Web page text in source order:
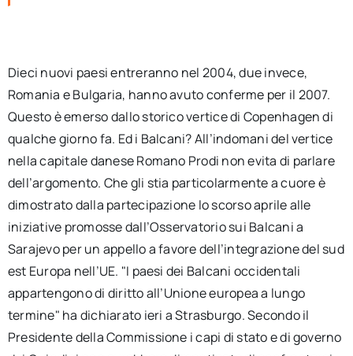
Dieci nuovi paesi entreranno nel 2004, due invece,
Romania e Bulgaria, hanno avuto conferme per il 2007.
Questo è emerso dallo storico vertice di Copenhagen di
qualche giorno fa. Ed i Balcani? All’indomani del vertice
nella capitale danese Romano Prodi non evita di parlare
dell’argomento. Che gli stia particolarmente a cuore è
dimostrato dalla partecipazione lo scorso aprile alle
iniziative promosse dall’Osservatorio sui Balcani a
Sarajevo per un appello a favore dell’integrazione del sud
est Europa nell’UE. "I paesi dei Balcani occidentali
appartengono di diritto all’Unione europea a lungo
termine" ha dichiarato ieri a Strasburgo. Secondo il
Presidente della Commissione i capi di stato e di governo